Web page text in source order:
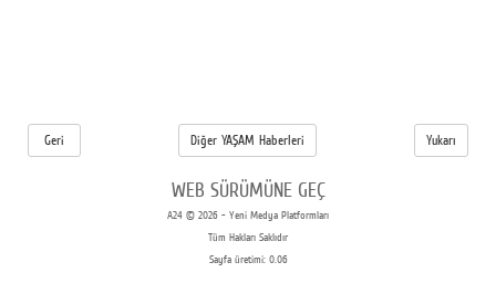
Geri Diğer YAŞAM Haberleri Yukarı
WEB SÜRÜMÜNE GEÇ
A24 © 2026 - Yeni Medya Platformları
Tüm Hakları Saklıdır
Sayfa üretimi: 0.06